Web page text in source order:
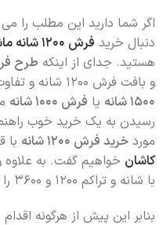
اگر شما دارید این مطلب را
دنبال خرید فرش 1200 شانه ماشینی کاشان
هستید. جدای از اینکه طرح
و بافت فرش 1200 شانه و تفاوت آن با فرش های دیگر مثل
1500 شانه
یا فرش 1000 شانه
رسیدن به یک خرید خوب
مورد خرید فرش 1200 شانه با
کاشان خواهیم گفت. به
با شانه و تراکم 1200 و 3600 را بیان می کنیم.